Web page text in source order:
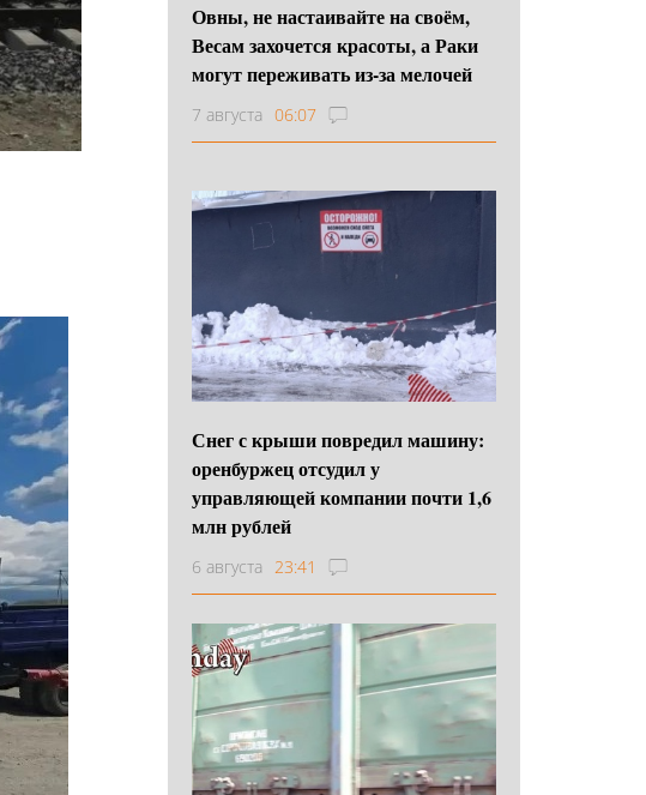
Овны, не настаивайте на своём,
Весам захочется красоты, а Раки
могут переживать из-за мелочей
7 августа 06:07
Снег с крыши повредил машину:
оренбуржец отсудил у
управляющей компании почти 1,6
млн рублей
6 августа 23:41